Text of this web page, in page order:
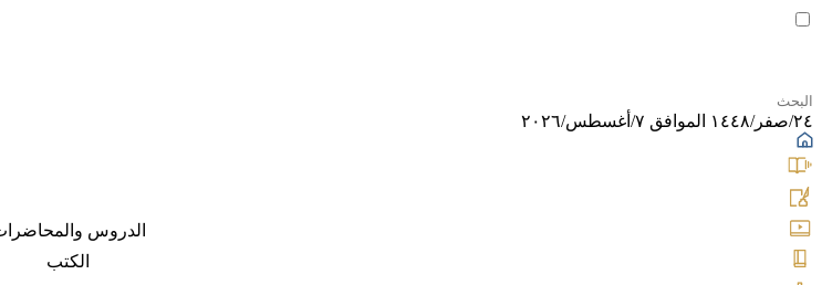
٢٤/صفر/١٤٤٨ الموافق ٧/أغسطس/٢٠٢٦
الدروس
الكتب